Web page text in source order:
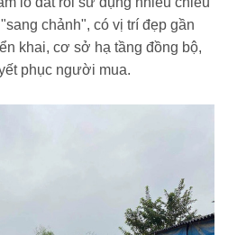
chảnh", có vị trí đẹp gần
khai, cơ sở hạ tầng đồng bộ,
phục người mua.